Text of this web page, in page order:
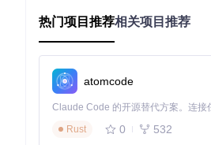
技术演进时间线
2020年Q1
：初始版本发布，实
热门项目推荐相关项目推荐
atomcode
Rust
0 532